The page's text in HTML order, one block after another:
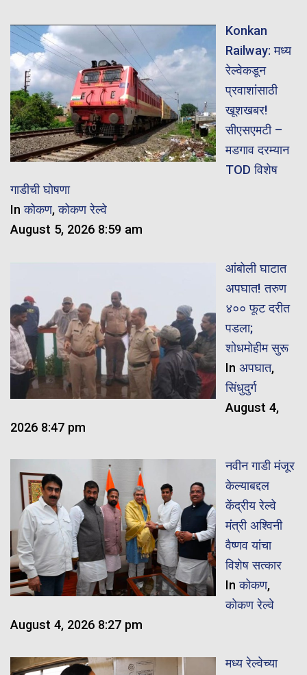
Konkan
Railway: मध्य
रेल्वेकडून
प्रवाशांसाठी
खूशखबर!
सीएसएमटी –
मडगाव दरम्यान
TOD विशेष
गाडीची घोषणा
Inकोकण,कोकण रेल्वे
August 5, 2026 8:59 am
आंबोली घाटात
अपघात! तरुण
४०० फूट दरीत
पडला;
शोधमोहीम सुरू
In अपघात,
सिंधुदुर्ग
August 4,
2026 8:47 pm
नवीन गाडी मंजूर
केल्याबद्दल
केंद्रीय रेल्वे
मंत्री अश्विनी
वैष्णव यांचा
विशेष सत्कार
Inकोकण,
कोकण रेल्वे
August 4, 2026 8:27 pm
मध्य रेल्वेच्या